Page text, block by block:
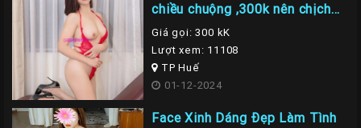
chiều chuộng ,300k nên chịch
em là nhất
Giá gọi: 300 kK
Lượt xem: 11108
TP Huế
01-12-2024
Face Xinh Dáng Đẹp Làm Tình